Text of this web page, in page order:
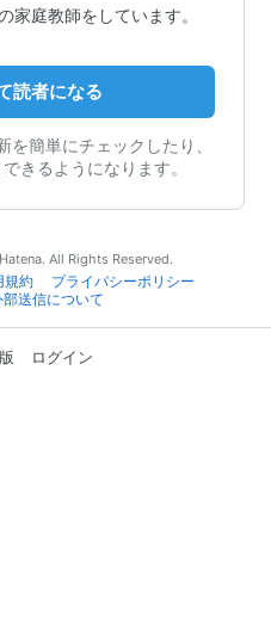
家庭教師をしています。
読者になる
簡単にチェックしたり、
きるようになります。
All Rights Reserved.
規約
プライバシーポリシー
送信について
ログイン